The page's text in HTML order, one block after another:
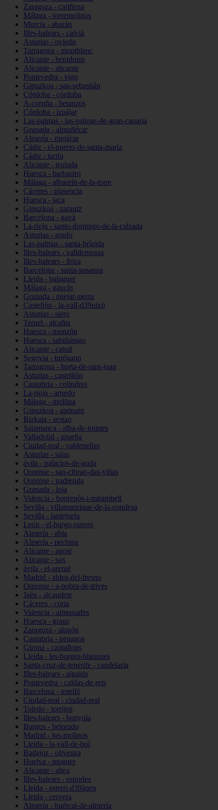
Zaragoza - cariñena
Málaga - torremolinos
Murcia - abarán
Illes-balears - calvià
Asturias - oviedo
Tarragona - montblanc
Alicante - benidorm
Alicante - alicante
Pontevedra - vigo
Gipuzkoa - san-sebastián
Córdoba - córdoba
A-coruña - betanzos
Córdoba - iznájar
Las-palmas - las-palmas-de-gran-canaria
Granada - almuñécar
Almería - mojácar
Cádiz - el-puerto-de-santa-maría
Cádiz - tarifa
Alicante - teulada
Huesca - barbastro
Málaga - alhaurín-de-la-torre
Cáceres - plasencia
Huesca - jaca
Gipuzkoa - zarautz
Barcelona - gavà
La-rioja - santo-domingo-de-la-calzada
Asturias - grado
Las-palmas - santa-brígida
Illes-balears - valldemossa
Illes-balears - ibiza
Barcelona - santa-susanna
Lleida - balaguer
Málaga - gaucín
Granada - güejar-sierra
Castellón - la-vall-d39uixó
Asturias - siero
Teruel - alcañiz
Huesca - monzón
Huesca - sabiñánigo
Alicante - catral
Segovia - turégano
Tarragona - horta-de-sant-joan
Asturias - castrillón
Cantabria - colindres
La-rioja - arnedo
Málaga - mollina
Gipuzkoa - andoain
Bizkaia - sestao
Salamanca - alba-de-tormes
Valladolid - urueña
Ciudad-real - valdepeñas
Asturias - salas
ávila - palacios-de-goda
Ourense - san-cibrao-das-viñas
Ourense - padrenda
Granada - loja
Valencia - bonrepòs-i-mirambell
Sevilla - villamanrique-de-la-condesa
Sevilla - lantejuela
León - el-burgo-ranero
Almería - abla
Almería - pechina
Alicante - agost
Alicante - sax
ávila - el-arenal
Madrid - aldea-del-fresno
Ourense - a-pobra-de-trives
Jaén - alcaudete
Cáceres - coria
Valencia - almussafes
Huesca - graus
Zaragoza - alagón
Cantabria - penagos
Girona - cantallops
Lleida - les-borges-blanques
Santa-cruz-de-tenerife - candelaria
Illes-balears - algaida
Pontevedra - caldas-de-reis
Barcelona - torelló
Ciudad-real - ciudad-real
Toledo - torrijos
Illes-balears - bunyola
Burgos - belorado
Madrid - los-molinos
Lleida - la-vall-de-boí
Badajoz - olivenza
Huelva - moguer
Alicante - altea
Illes-balears - esporles
Lleida - esterri-d39àneu
Lleida - cervera
Almería - huércal-de-almería